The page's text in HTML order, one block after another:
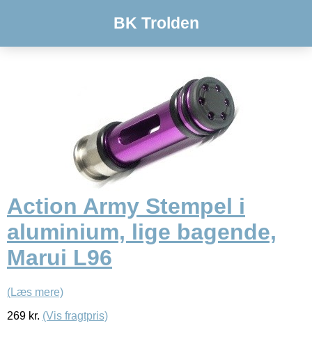
BK Trolden
Action Army Stempel i
aluminium, lige bagende,
Marui L96
(Læs mere)
269 kr. (Vis fragtpris)